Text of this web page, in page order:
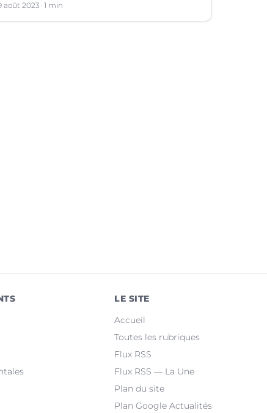
août 2023 1 min
LE SITE
Accueil
Toutes les rubriques
Flux RSS
Flux RSS — La Une
Plan du site
Plan Google Actualités